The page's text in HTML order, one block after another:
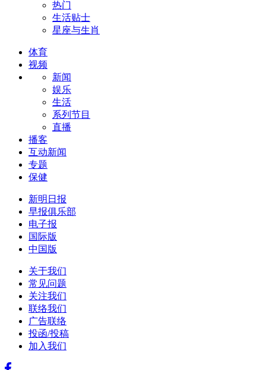
热门
生活贴士
星座与生肖
体育
视频
新闻
娱乐
生活
系列节目
直播
播客
互动新闻
专题
保健
新明日报
早报俱乐部
电子报
国际版
中国版
关于我们
常见问题
关注我们
联络我们
广告联络
投函/投稿
加入我们